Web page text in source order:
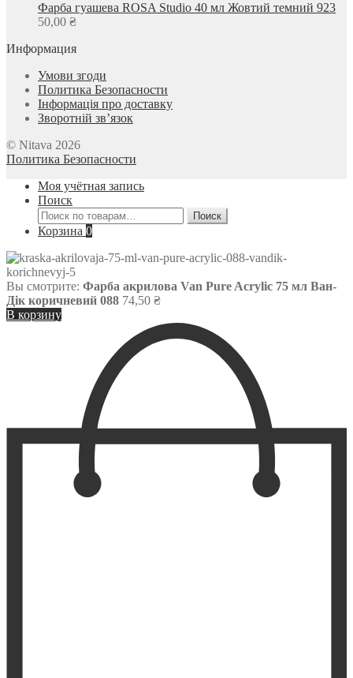
Фарба гуашева ROSA Studio 40 мл Жовтий темний 923
50,00 ₴
Информация
Умови згоди
Политика Безопасности
Інформація про доставку
Зворотній зв’язок
© Nitava 2026
Политика Безопасности
Моя учётная запись
Поиск
Искать:
Поиск
Корзина 0
Вы смотрите: Фарба акрилова Van Pure Acrylic 75 мл Ван-
Дік коричневий 088 74,50 ₴
В корзину